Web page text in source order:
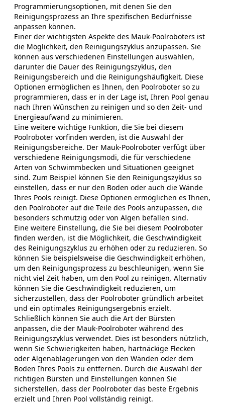
Programmierungsoptionen, mit denen Sie den
Reinigungsprozess an Ihre spezifischen Bedürfnisse
anpassen können.
Einer der wichtigsten Aspekte des Mauk-Poolroboters ist
die Möglichkeit, den Reinigungszyklus anzupassen. Sie
können aus verschiedenen Einstellungen auswählen,
darunter die Dauer des Reinigungszyklus, den
Reinigungsbereich und die Reinigungshäufigkeit. Diese
Optionen ermöglichen es Ihnen, den Poolroboter so zu
programmieren, dass er in der Lage ist, Ihren Pool genau
nach Ihren Wünschen zu reinigen und so den Zeit- und
Energieaufwand zu minimieren.
Eine weitere wichtige Funktion, die Sie bei diesem
Poolroboter vorfinden werden, ist die Auswahl der
Reinigungsbereiche. Der Mauk-Poolroboter verfügt über
verschiedene Reinigungsmodi, die für verschiedene
Arten von Schwimmbecken und Situationen geeignet
sind. Zum Beispiel können Sie den Reinigungszyklus so
einstellen, dass er nur den Boden oder auch die Wände
Ihres Pools reinigt. Diese Optionen ermöglichen es Ihnen,
den Poolroboter auf die Teile des Pools anzupassen, die
besonders schmutzig oder von Algen befallen sind.
Eine weitere Einstellung, die Sie bei diesem Poolroboter
finden werden, ist die Möglichkeit, die Geschwindigkeit
des Reinigungszyklus zu erhöhen oder zu reduzieren. So
können Sie beispielsweise die Geschwindigkeit erhöhen,
um den Reinigungsprozess zu beschleunigen, wenn Sie
nicht viel Zeit haben, um den Pool zu reinigen. Alternativ
können Sie die Geschwindigkeit reduzieren, um
sicherzustellen, dass der Poolroboter gründlich arbeitet
und ein optimales Reinigungsergebnis erzielt.
Schließlich können Sie auch die Art der Bürsten
anpassen, die der Mauk-Poolroboter während des
Reinigungszyklus verwendet. Dies ist besonders nützlich,
wenn Sie Schwierigkeiten haben, hartnäckige Flecken
oder Algenablagerungen von den Wänden oder dem
Boden Ihres Pools zu entfernen. Durch die Auswahl der
richtigen Bürsten und Einstellungen können Sie
sicherstellen, dass der Poolroboter das beste Ergebnis
erzielt und Ihren Pool vollständig reinigt.